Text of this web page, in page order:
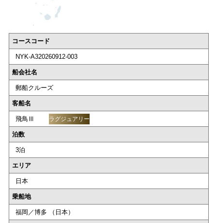
コースコード
NYK-A320260912-003
船会社名
郵船クルーズ
客船名
飛鳥Ⅲ ラグジュアリー
泊数
3泊
エリア
日本
乗船地
福岡／博多 （日本）